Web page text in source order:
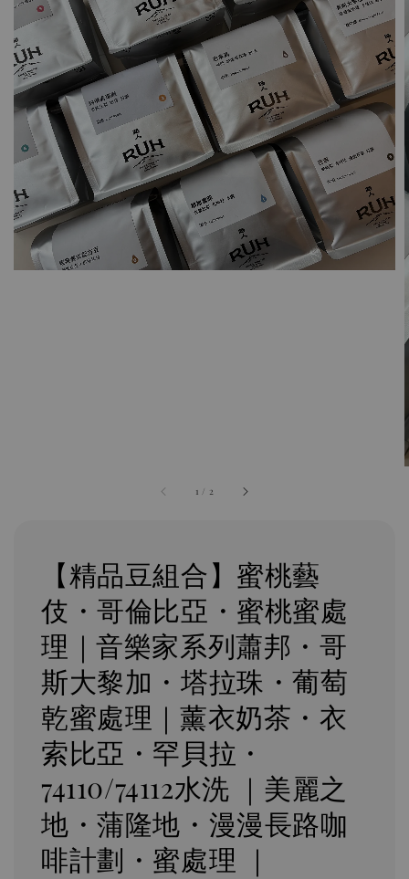
1 / 2
【精品豆組合】蜜桃藝
伎・哥倫比亞・蜜桃蜜處
理｜音樂家系列蕭邦・哥
斯大黎加・塔拉珠・葡萄
乾蜜處理｜薰衣奶茶・衣
索比亞・罕貝拉・
74110/74112水洗 ｜美麗之
地・蒲隆地・漫漫長路咖
啡計劃・蜜處理 ｜